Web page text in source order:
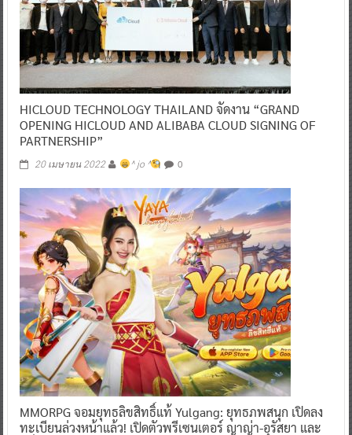
HICLOUD TECHNOLOGY THAILAND จัดงาน “GRAND
OPENING HICLOUD AND ALIBABA CLOUD SIGNING OF
PARTNERSHIP”
20 เมษายน 2022 ^ jo ^ 0
MMORPG จอมยุทธลิขสิทธิ์แท้ Yulgang: ยุทธภพสนุก เปิดลง
ทะเบียนล่วงหน้าแล้ว! เปิดตัวพรีเซนเตอร์ ญาญ่า-อุรัสยา และ